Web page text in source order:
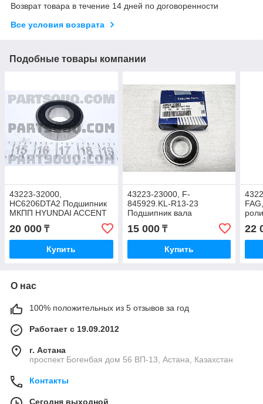
Возврат товара в течение 14 дней по договоренности
Все условия возврата
Подобные товары компании
43223-32000,
HC6206DTA2 Подшипник
МКПП HYUNDAI ACCENT
CRETA, KOREA 28x62x17
20 000 ₸
Купить
43223-23000, F-
845929.KL-R13-23
Подшипник вала
первичного HYUNDAI
ACCENT,
ELANTRA,VERNA,
28x58x16, HYUNDAI/KIA
15 000₸
Купить
22
О нас
100% положительных из 5 отзывов за год
Работает с 19.09.2012
г. Астана
проспект Богенбая дом 56 ВП-13, Астана, Казахстан
Контакты
Сегодня выходной